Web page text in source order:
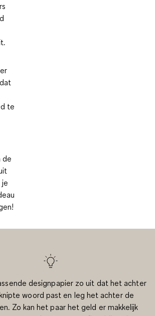
te
de
designpapier zo uit dat het achter
woord past en leg het achter de
Zo kan het paar het geld er makkelijk